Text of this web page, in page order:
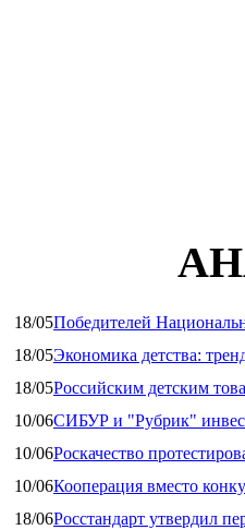
18/05Победителей
18/05Экономика детства:
18/05Российским детским
10/06СИБУР и "Рубрик"
10/06Роскачество
10/06Кооперация вместо
18/06Росстандарт утвердил